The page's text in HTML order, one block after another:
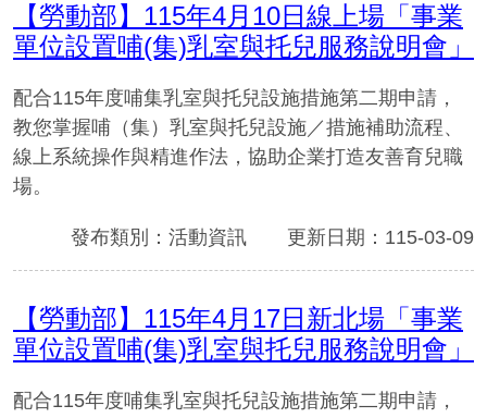
【勞動部】115年4月10日線上場「事業
單位設置哺(集)乳室與托兒服務說明會」
配合115年度哺集乳室與托兒設施措施第二期申請，
教您掌握哺（集）乳室與托兒設施／措施補助流程、
線上系統操作與精進作法，協助企業打造友善育兒職
場。
發布類別：活動資訊 更新日期：115-03-09
【勞動部】115年4月17日新北場「事業
單位設置哺(集)乳室與托兒服務說明會」
配合115年度哺集乳室與托兒設施措施第二期申請，